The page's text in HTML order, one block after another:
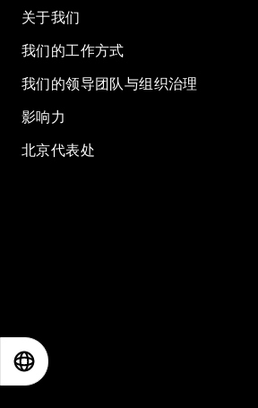
关于我们
我们的工作方式
我们的领导团队与组织治理
影响力
北京代表处